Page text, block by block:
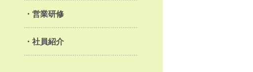
営業研修
社員紹介